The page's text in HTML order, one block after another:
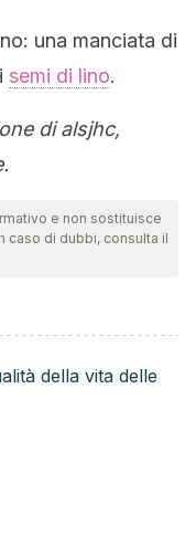
una manciata di
semi di lino.
di alsjhc,
e non sostituisce
caso di dubbi, consulta il